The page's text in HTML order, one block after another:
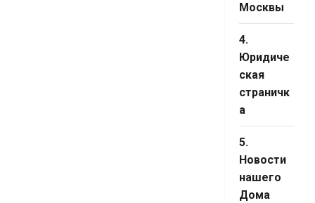
Москвы
4.
Юридиче
ская
страничк
а
5.
Новости
нашего
Дома